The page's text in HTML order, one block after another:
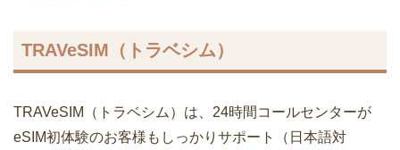
TRAVeSIM（トラベシム）
TRAVeSIM（トラベシム）は、24時間コールセンターが
eSIM初体験のお客様もしっかりサポート（日本語対